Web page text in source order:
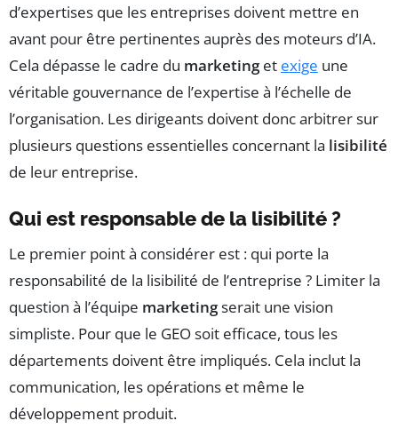
d’expertises que les entreprises doivent mettre en
avant pour être pertinentes auprès des moteurs d’IA.
Cela dépasse le cadre du marketinget exige une
véritable gouvernance de l’expertise à l’échelle de
l’organisation. Les dirigeants doivent donc arbitrer sur
plusieurs questions essentielles concernant la lisibilité
de leur entreprise.
Qui est responsable de la lisibilité ?
Le premier point à considérer est : qui porte la
responsabilité de la lisibilité de l’entreprise ? Limiter la
question à l’équipe marketingserait une vision
simpliste. Pour que le GEO soit efficace, tous les
départements doivent être impliqués. Cela inclut la
communication, les opérations et même le
développement produit.